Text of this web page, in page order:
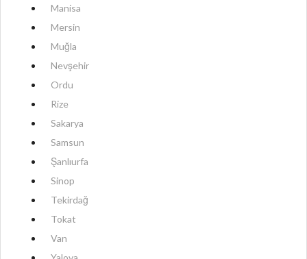
Manisa
Mersin
Muğla
Nevşehir
Ordu
Rize
Sakarya
Samsun
Şanlıurfa
Sinop
Tekirdağ
Tokat
Van